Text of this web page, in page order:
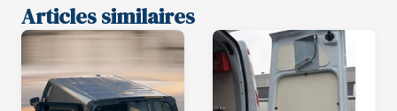
Articles similaires